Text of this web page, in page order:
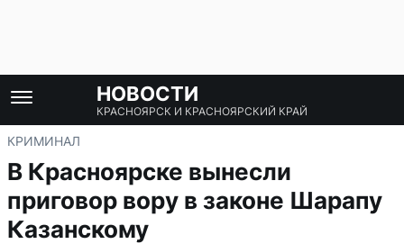
НОВОСТИ
КРАСНОЯРСК И КРАСНОЯРСКИЙ КРАЙ
КРИМИНАЛ
В Красноярске вынесли
приговор вору в законе Шарапу
Казанскому